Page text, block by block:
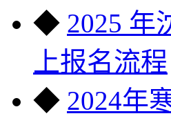
◆ 2025 年
上报名流程
◆ 2024年